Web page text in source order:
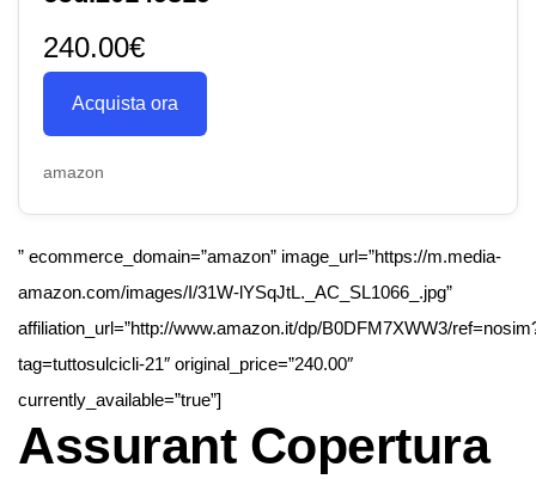
240.00€
Acquista ora
amazon
” ecommerce_domain=”amazon” image_url=”https://m.media-
amazon.com/images/I/31W-lYSqJtL._AC_SL1066_.jpg”
affiliation_url=”http://www.amazon.it/dp/B0DFM7XWW3/
tag=tuttosulcicli-21″ original_price=”240.00″
currently_available=”true”]
Assurant Copertura